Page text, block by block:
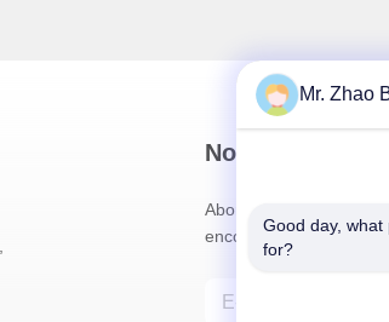
Notre Newsletter
Abonnez-vous à notre
encore.
Mr. Zhao
Good day,
for?